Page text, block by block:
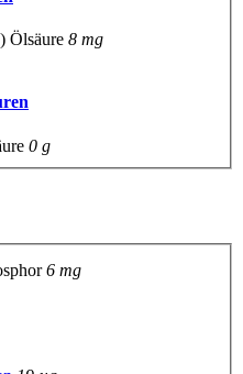
Ölsäure 8 mg
0 g
6 mg